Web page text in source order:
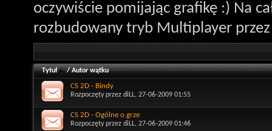
oczywiście pomijając grafikę :) Na
rozbudowany tryb Multiplayer
Tytuł /Autor wątku
CS 2D - Bindy
Rozpoczęty przez diLL, 27-06-2009 01:55
CS 2D - Ogólne o grze
Rozpoczęty przez diLL, 27-06-2009 01:46